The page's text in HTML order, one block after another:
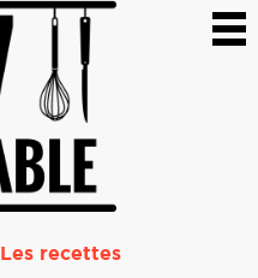
Les recettes